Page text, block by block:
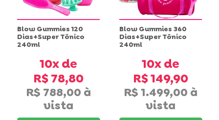
Blow Gummies 120
Dias+Super Tônico
240ml
R$ 788,00
10x
R$ 78,80
Blow Gummies 360
Dias+Super Tônico
240ml
R$ 1.499,00
10x
R$ 149,90